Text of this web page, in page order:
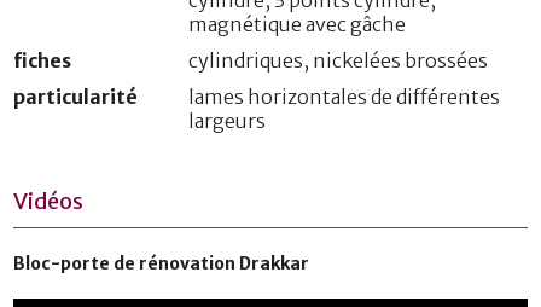
magnétique avec gâche
fiches
cylindriques, nickelées brossées
particularité
lames horizontales de différentes
largeurs
Vidéos
Bloc-porte de rénovation Drakkar